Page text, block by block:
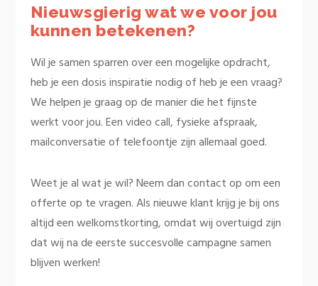
Nieuwsgierig wat we voor jou
kunnen betekenen?
Wil je samen sparren over een mogelijke opdracht,
heb je een dosis inspiratie nodig of heb je een vraag?
We helpen je graag op de manier die het fijnste
werkt voor jou. Een video call, fysieke afspraak,
mailconversatie of telefoontje zijn allemaal goed.
Weet je al wat je wil? Neem dan contact op om een
offerte op te vragen. Als nieuwe klant krijg je bij ons
altijd een welkomstkorting, omdat wij overtuigd zijn
dat wij na de eerste succesvolle campagne samen
blijven werken!